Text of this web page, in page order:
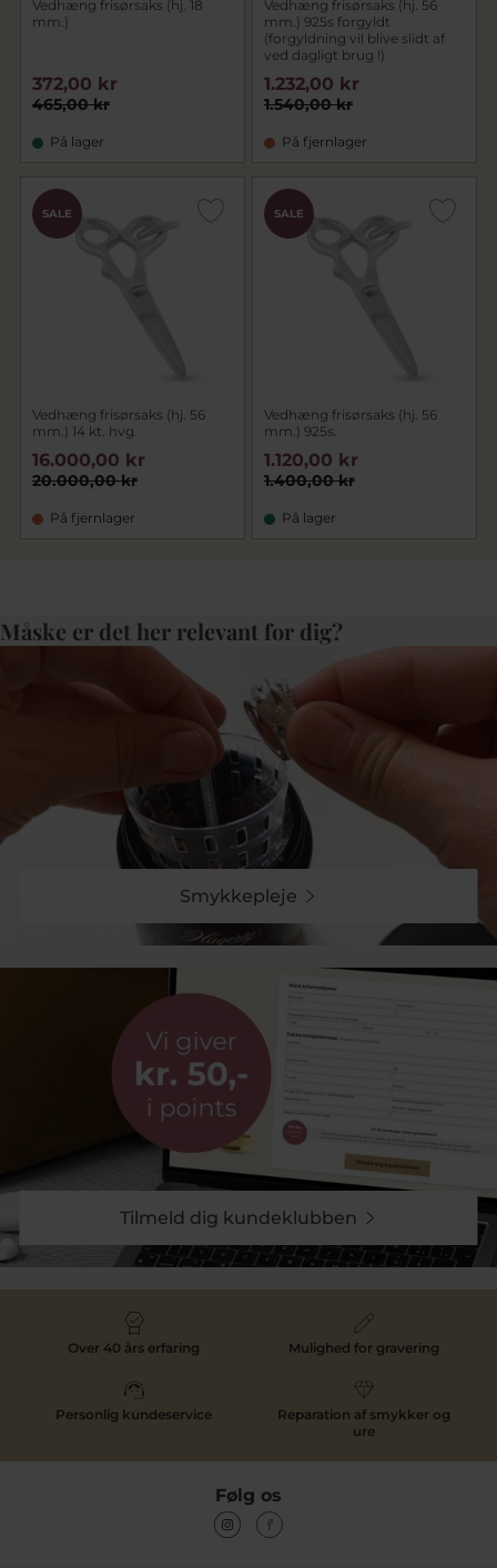
Vedhæng frisørsaks (hj. 18
mm.)
465,00 kr
372,00 kr
På lager
Vedhæng frisørsaks (hj. 56
mm.) 925s forgyldt
(forgyldning vil blive slidt af
ved dagligt brug !)
1.540,00 kr
1.232,00 kr
På fjernlager
SALE
Vedhæng frisørsaks (hj. 56
mm.) 14 kt. hvg.
20.000,00 kr
16.000,00 kr
På fjernlager
SALE
Vedhæng frisørsaks (hj. 56
mm.) 925s.
1.400,00 kr
1.120,00 kr
På lager
Måske er det her relevant for dig?
Smykkepleje
Tilmeld dig kundeklubben
Over 40 års erfaring Mulighed for gravering
Personlig kundeservice
Reparation af smykker og
ure
Følg os